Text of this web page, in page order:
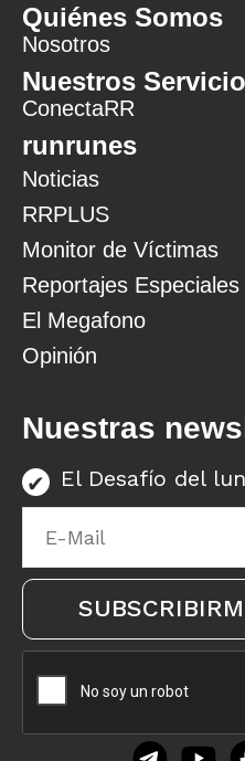
Quiénes Somos
Nosotros
Nuestros
ConectaRR
runrunes
Noticias
RRPLUS
Monitor de Víctimas
Reportajes Especiales
El Megafono
Opinión
Nuestras
El Desafío del